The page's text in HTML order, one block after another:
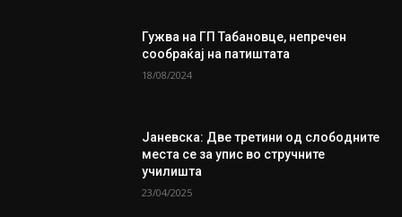
Гужва на ГП Табановце, непречен
сообраќај на патиштата
18/08/2024
Јаневска: Две третини од слободните
места се за упис во стручните
училишта
23/04/2025